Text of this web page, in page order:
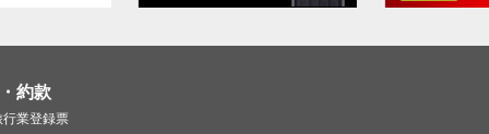
約款
業登録票